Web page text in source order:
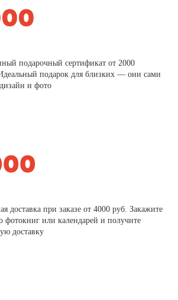
подарочный сертификат от 2000
подарок для близких — они сами
и фото
доставка при заказе от 4000 руб. Закажите
фотокниг или календарей и получите
доставку